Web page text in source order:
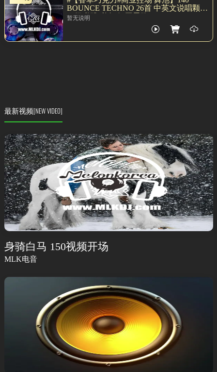
BOUNCE TECHNO 26首 中英文说唱颗粒
顶级弹跳 必备 氛围思路
暂无说明
最新视频[NEW VIDEO]
身骑白马 150视频开场
MLK电音